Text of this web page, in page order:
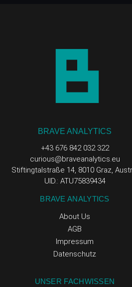
BRAVE ANALYTICS
+43 676 842 032 322
curious@braveanalytics.eu
Stiftingtalstraße 14, 8010 Graz,
UID.: ATU75839434
BRAVE ANALYTICS
About Us
AGB
Impressum
Datenschutz
UNSER FACHWISSEN